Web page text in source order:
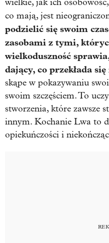
wielkie, jak ich
co mają, jest
podzielić się swoim
zasobami z tymi,
wielkoduszność
dający, co przekłada
skąpe w pokazywaniu
swoim szczęściem. To
stworzenia, które zawsze
innym. Kochanie Lwa to
opiekuńczości i